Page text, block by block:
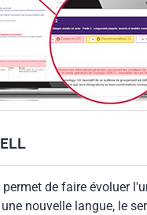
permet de faire évoluer
nouvelle langue, le